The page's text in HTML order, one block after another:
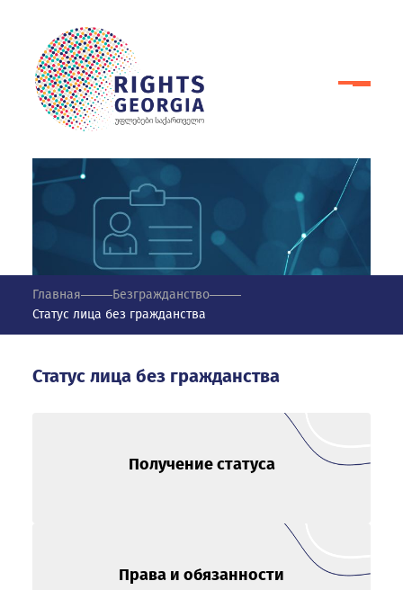
Главная
Безгражданство
Статус лица без гражданства
Статус лица без гражданства
Получение статуса
Права и обязанности